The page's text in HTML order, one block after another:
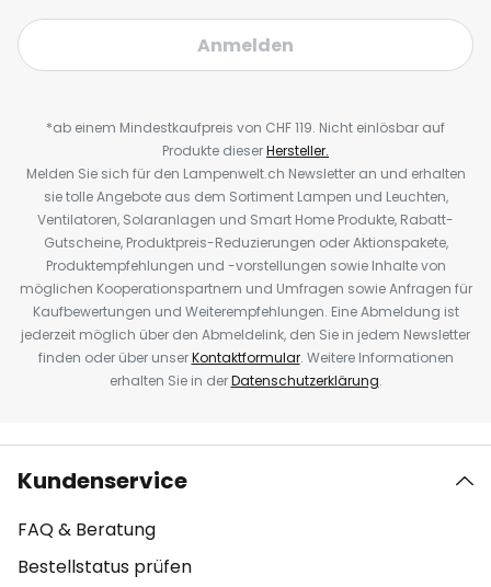
Anmelden
*ab einem Mindestkaufpreis von CHF 119. Nicht einlösbar auf
Produkte dieserHersteller.
Melden Sie sich für den Lampenwelt.ch Newsletter an und erhalten
sie tolle Angebote aus dem Sortiment Lampen und Leuchten,
Ventilatoren, Solaranlagen und Smart Home Produkte, Rabatt-
Gutscheine, Produktpreis-Reduzierungen oder Aktionspakete,
Produktempfehlungen und -vorstellungen sowie Inhalte von
möglichen Kooperationspartnern und Umfragen sowie Anfragen für
Kaufbewertungen und Weiterempfehlungen. Eine Abmeldung ist
jederzeit möglich über den Abmeldelink, den Sie in jedem Newsletter
finden oder über unserKontaktformular. Weitere Informationen
erhalten Sie in derDatenschutzerklärung.
Kundenservice
FAQ & Beratung
Bestellstatus prüfen